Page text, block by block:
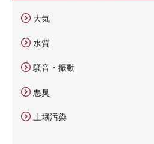
大気
水質
騒音・振動
悪臭
土壌汚染